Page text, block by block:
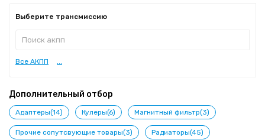
Выберите трансмиссию
Все АКПП ...
Дополнительный отбор
Адаптеры(14) Кулеры(6) Магнитный фильтр(3)
Прочие сопутсвующие товары(3) Радиаторы(45)